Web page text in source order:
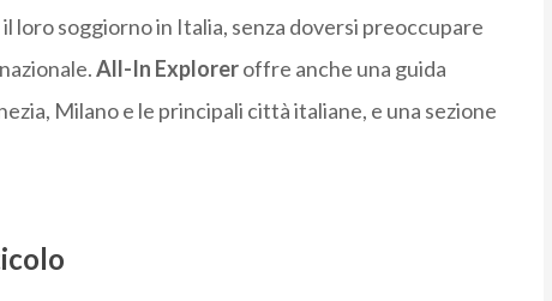
loro soggiorno in Italia, senza doversi preoccupare
All-In Exploreroffre anche una guida
Milano e le principali città italiane, e una sezione